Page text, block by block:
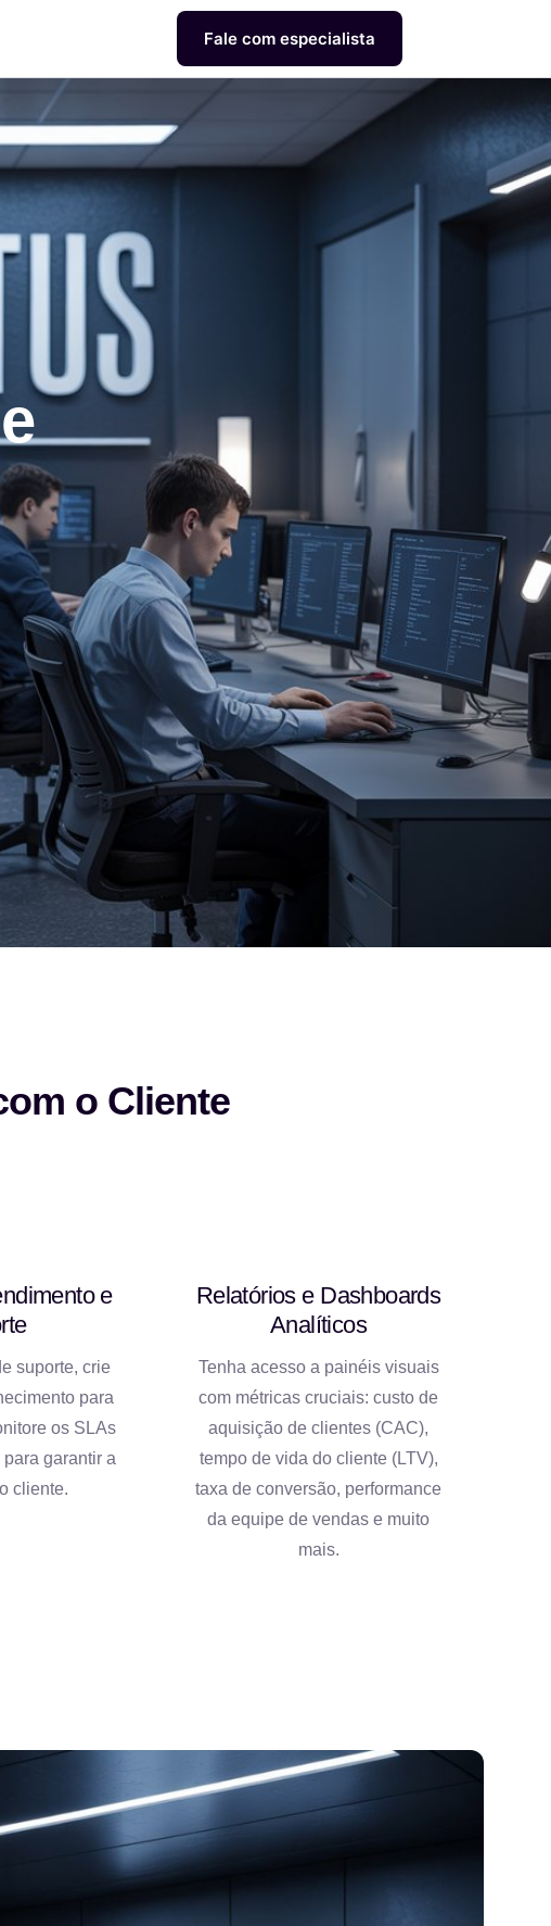
Fale com especialista
o Cliente
e
suporte, crie
para
os SLAs
garantir a
cliente.
Relatórios e Dashboards
Analíticos
Tenha acesso a painéis visuais
com métricas cruciais: custo de
aquisição de clientes (CAC),
tempo de vida do cliente (LTV),
taxa de conversão, performance
da equipe de vendas e muito
mais.